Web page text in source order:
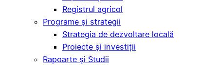
Registrul agricol
Programe și strategii
Strategia de dezvoltare locală
Proiecte și investiții
Rapoarte și Studii